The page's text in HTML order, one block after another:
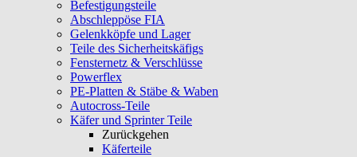
Befestigungsteile
Abschleppöse FIA
Gelenkköpfe und Lager
Teile des Sicherheitskäfigs
Fensternetz & Verschlüsse
Powerflex
PE-Platten & Stäbe & Waben
Autocross-Teile
Käfer und Sprinter Teile
Zurückgehen
Käferteile